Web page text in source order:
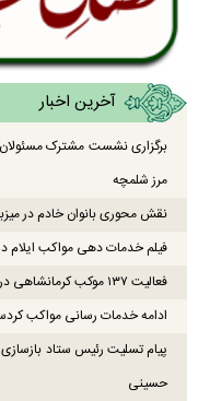
آخرین اخبار
برگزاری نشست مشترک
مرز شلمچه
نقش محوری بانوان خادم در
فیلم خدمات دهی مواکب ایلام
فعالیت ۱۳۷ موکب کرمانشاهی در مسیر بازگشت زوار اربعین
ادامه خدمات رسانی مواکب
پیام تسلیت رئیس ستاد بازسازی
حسینی